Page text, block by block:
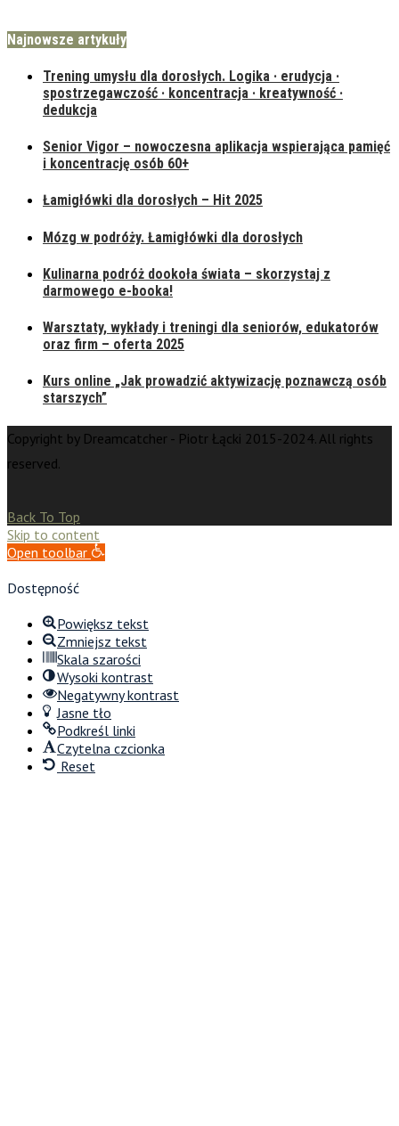
Najnowsze artykuły
Trening umysłu dla dorosłych. Logika · erudycja ·
spostrzegawczość · koncentracja · kreatywność ·
dedukcja
Senior Vigor – nowoczesna aplikacja wspierająca pamięć
i koncentrację osób 60+
Łamigłówki dla dorosłych – Hit 2025
Mózg w podróży. Łamigłówki dla dorosłych
Kulinarna podróż dookoła świata – skorzystaj z
darmowego e-booka!
Warsztaty, wykłady i treningi dla seniorów, edukatorów
oraz firm – oferta 2025
Kurs online „Jak prowadzić aktywizację poznawczą osób
starszych”
Copyright by Dreamcatcher - Piotr Łącki 2015-2024. All rights
reserved.
Back To Top
Skip to content
Open toolbar
Dostępność
Powiększ tekst
Zmniejsz tekst
Skala szarości
Wysoki kontrast
Negatywny kontrast
Jasne tło
Podkreśl linki
Czytelna czcionka
Reset